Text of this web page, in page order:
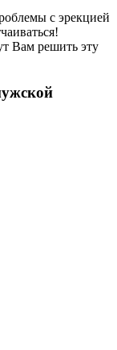
с эрекцией
Вам решить эту